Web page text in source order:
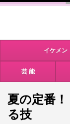
イケメン
芸 能
夏の定番
る技